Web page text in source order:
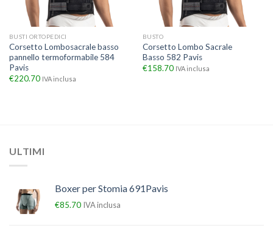
BUSTI ORTOPEDICI
Corsetto Lombosacrale basso
pannello termoformabile 584
Pavis
€220.70 IVA inclusa
BUSTO
Corsetto Lombo Sacrale
Basso 582 Pavis
€158.70 IVA inclusa
ULTIMI
Boxer per Stomia 691Pavis
€85.70 IVA inclusa